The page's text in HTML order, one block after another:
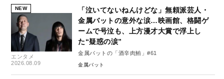
NEW
エンタメ
2026.08.09
「泣いてないねんけどな」無頼派芸人・
金属バットの意外な涙…映画館、格闘ゲ
ームで号泣も、上方漫才大賞で浮上し
た“疑惑の涙”
金属バットの「酒辛肉鮪」#61
金属バット